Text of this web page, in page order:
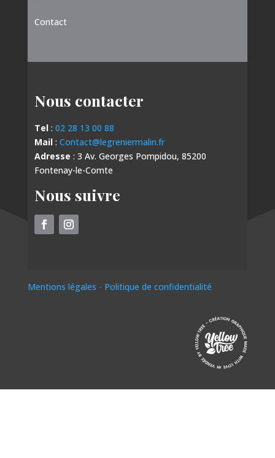
Contact
Nous contacter
Tel: 02 28 13 00 88
Mail: Contact@legreniermalin.fr
Adresse : 3 Av. Georges Pompidou, 85200
Fontenay-le-Comte
Nous suivre
Mentions légales - Politique de confidentialité